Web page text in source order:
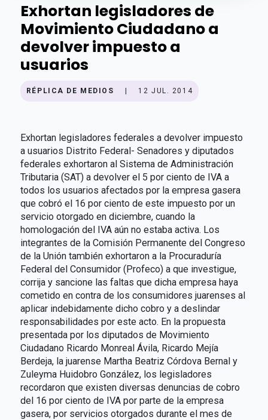
Exhortan legisladores de
Movimiento Ciudadano a
devolver impuesto a
usuarios
RÉPLICA DE MEDIOS 12 JUL. 2014
Exhortan legisladores federales a devolver impuesto
a usuarios Distrito Federal- Senadores y diputados
federales exhortaron al Sistema de Administración
Tributaria (SAT) a devolver el 5 por ciento de IVA a
todos los usuarios afectados por la empresa gasera
que cobró el 16 por ciento de este impuesto por un
servicio otorgado en diciembre, cuando la
homologación del IVA aún no estaba activa. Los
integrantes de la Comisión Permanente del Congreso
de la Unión también exhortaron a la Procuraduría
Federal del Consumidor (Profeco) a que investigue,
corrija y sancione las faltas que dicha empresa haya
cometido en contra de los consumidores juarenses al
aplicar indebidamente dicho cobro y a deslindar
responsabilidades por este acto. En la propuesta
presentada por los diputados de Movimiento
Ciudadano Ricardo Monreal Ávila, Ricardo Mejía
Berdeja, la juarense Martha Beatriz Córdova Bernal y
Zuleyma Huidobro González, los legisladores
recordaron que existen diversas denuncias de cobro
del 16 por ciento de IVA por parte de la empresa
gasera, por servicios otorgados durante el mes de